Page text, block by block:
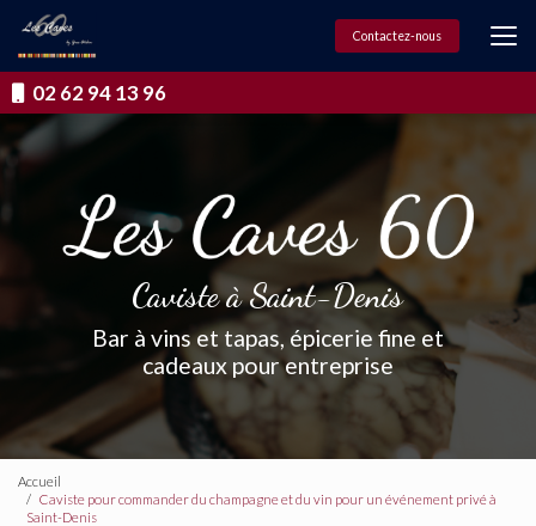
contenu
principal
02 62 94 13 96
Contactez-nous
Caviste à Saint-Denis
Bar à vins et tapas, épicerie fine et
cadeaux pour entreprise
Accueil
Caviste pour commander du champagne et du vin pour un événement privé à
Saint-Denis